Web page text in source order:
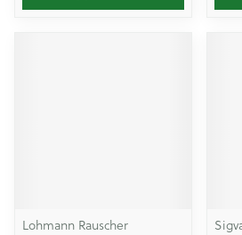
Lohmann Rauscher